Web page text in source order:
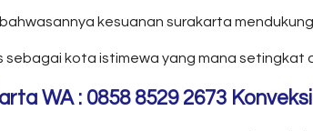
kesuanan surakarta
kota istimewa yang mana setingkat
WA : 0858 8529 2673